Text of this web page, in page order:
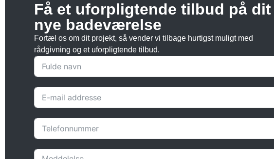
Få et uforpligtende tilbud på dit
nye badeværelse
Fortæl os om dit projekt, så vender vi tilbage hurtigst muligt med
rådgivning og et uforpligtende tilbud.